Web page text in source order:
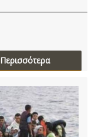
Περισσότερα